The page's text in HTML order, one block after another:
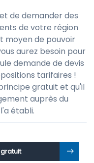
de demander des
de votre région
moyen de pouvoir
aurez besoin pour
demande de devis
tarifaires !
gratuit et qu'il
auprès du
établi.